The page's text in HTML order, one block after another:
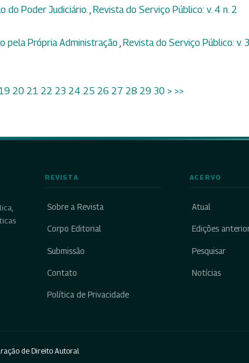
do Poder Judiciário., Revista do Serviço Público: v. 4 n. 2
pela Própria Administração , Revista do Serviço Público: v.
20 21 22 23 24 25 26 27 28 29 30 > >>
REVISTA
Sobre a Revista
Corpo Editorial
Submissão
Contato
Política de Privacidade
ACERVO
Atual
Edições
Pesquisar
Notícias
de Direito Autoral